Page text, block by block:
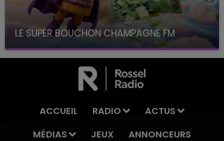
LE SUPER BOUCHON CHAMPAGNE FM
avec La Famille Champagne FM, à 8H10
ACCUEIL RADIO
ACTUS
MÉDIAS
JEUX ANNONCEURS